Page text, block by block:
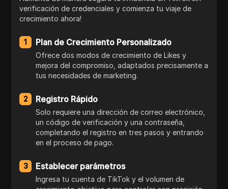
verificación de credenciales y comienza tu viaje de
crecimiento ahora!
1 Plan de Crecimiento Personalizado
Ofrece dos modos de crecimiento de Likes y
mejora del compromiso, adaptados precisamente a
tus necesidades de marketing.
2 Registro Rápido
Solo requiere una dirección de correo electrónico,
un código de verificación y una contraseña,
completando el registro en tres pasos y entrando
en el proceso de pago.
3 Establecer parámetros
Ingresa tu cuenta de TikTok y el volumen de